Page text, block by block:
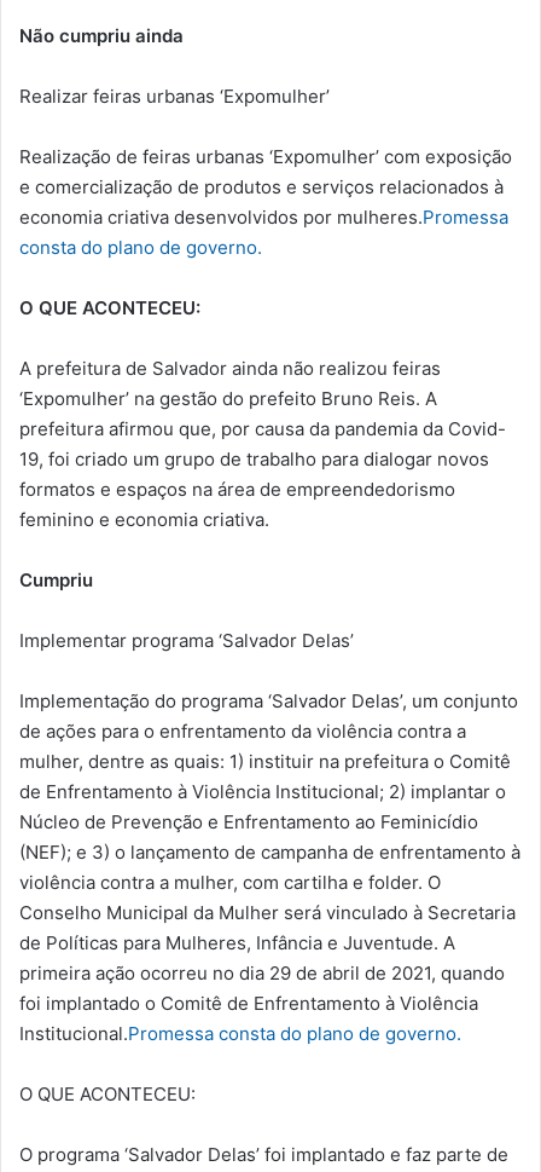
Não cumpriu ainda
Realizar feiras urbanas ‘Expomulher’
Realização de feiras urbanas ‘Expomulher’ com exposição
e comercialização de produtos e serviços relacionados à
economia criativa desenvolvidos por mulheres.Promessa
consta do plano de governo.
O QUE ACONTECEU:
A prefeitura de Salvador ainda não realizou feiras
‘Expomulher’ na gestão do prefeito Bruno Reis. A
prefeitura afirmou que, por causa da pandemia da Covid-
19, foi criado um grupo de trabalho para dialogar novos
formatos e espaços na área de empreendedorismo
feminino e economia criativa.
Cumpriu
Implementar programa ‘Salvador Delas’
Implementação do programa ‘Salvador Delas’, um conjunto
de ações para o enfrentamento da violência contra a
mulher, dentre as quais: 1) instituir na prefeitura o Comitê
de Enfrentamento à Violência Institucional; 2) implantar o
Núcleo de Prevenção e Enfrentamento ao Feminicídio
(NEF); e 3) o lançamento de campanha de enfrentamento à
violência contra a mulher, com cartilha e folder. O
Conselho Municipal da Mulher será vinculado à Secretaria
de Políticas para Mulheres, Infância e Juventude. A
primeira ação ocorreu no dia 29 de abril de 2021, quando
foi implantado o Comitê de Enfrentamento à Violência
Institucional.Promessa consta do plano de governo.
O QUE ACONTECEU:
O programa ‘Salvador Delas’ foi implantado e faz parte de